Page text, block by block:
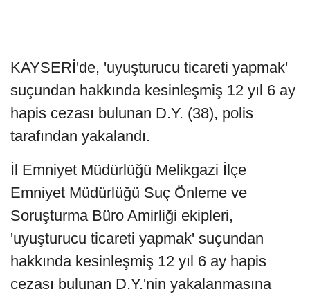
KAYSERİ'de, 'uyuşturucu ticareti yapmak'
suçundan hakkında kesinleşmiş 12 yıl 6 ay
hapis cezası bulunan D.Y. (38), polis
tarafından yakalandı.
İl Emniyet Müdürlüğü Melikgazi İlçe
Emniyet Müdürlüğü Suç Önleme ve
Soruşturma Büro Amirliği ekipleri,
'uyuşturucu ticareti yapmak' suçundan
hakkında kesinleşmiş 12 yıl 6 ay hapis
cezası bulunan D.Y.'nin yakalanmasına